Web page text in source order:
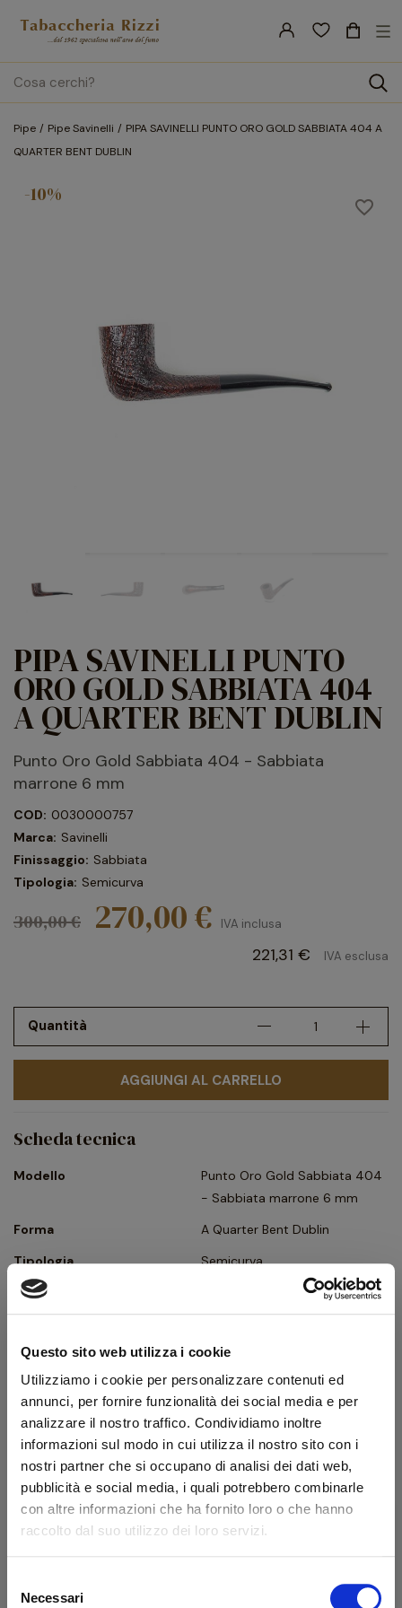
Questo sito web utilizza i cookie
Utilizziamo i cookie per personalizzare contenuti ed
annunci, per fornire funzionalità dei social media e per
analizzare il nostro traffico. Condividiamo inoltre
informazioni sul modo in cui utilizza il nostro sito con i
nostri partner che si occupano di analisi dei dati web,
pubblicità e social media, i quali potrebbero combinarle
con altre informazioni che ha fornito loro o che hanno
raccolto dal suo utilizzo dei loro servizi.
delNecessari
search
☰
Pipe Pipe Savinelli
PIPA SAVINELLI PUNTO ORO GOLD SABBIATA 404 A
QUARTER BENT DUBLIN
favorite_border
-10%
PIPA SAVINELLI PUNTO
ORO GOLD SABBIATA 404
A QUARTER BENT DUBLIN
Punto Oro Gold Sabbiata 404 - Sabbiata
marrone 6 mm
COD: 0030000757
Marca: Savinelli
Finissaggio: Sabbiata
Tipologia: Semicurva
300,00 € 270,00 € IVA inclusa
221,31 € IVA esclusa
Quantità
AGGIUNGI AL CARRELLO
Scheda tecnica
Modello
Punto Oro Gold Sabbiata 404
- Sabbiata marrone 6 mm
Forma
A Quarter Bent Dublin
Tipologia
Semicurva
Finissaggio
Bocchino
Metacrilato
Foro bocchino (mm)
6
Filtro
Sì
Peso (g)
32
Confezione originale
Condizione
Pipe Nuove
Nel 1876, Achille Savinelli Sr inaugura un piccolo negozio situato